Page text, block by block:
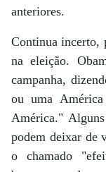
anteriores.
Continua incerto,
na eleição.
campanha,
ou uma
América."
podem deixar de
o chamado